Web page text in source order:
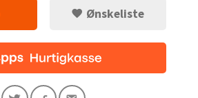
Ønskeliste